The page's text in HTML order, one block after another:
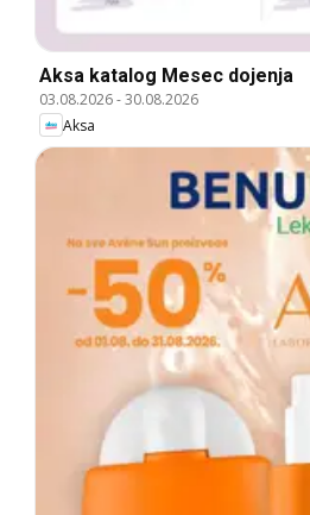
Aksa katalog Mesec dojenja
03.08.2026-30.08.2026
Aksa